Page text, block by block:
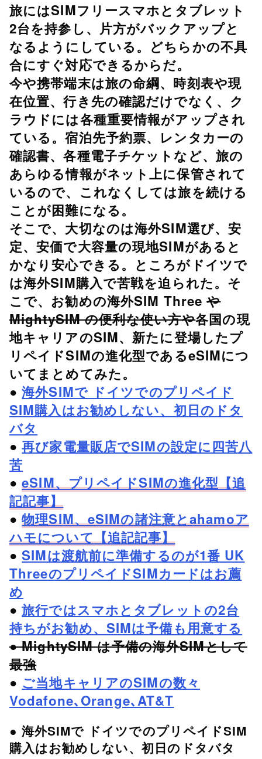
旅にはSIMフリースマホとタブレット
2台を持参し、片方がバックアップと
なるようにしている。どちらかの不具
合にすぐ対応できるからだ。
今や携帯端末は旅の命綱、時刻表や現
在位置、行き先の確認だけでなく、ク
ラウドには各種重要情報がアップされ
ている。宿泊先予約票、レンタカーの
確認書、各種電子チケットなど、旅の
あらゆる情報がネット上に保管されて
いるので、これなくしては旅を続ける
ことが困難になる。
そこで、大切なのは海外SIM選び、安
定、安価で大容量の現地SIMがあると
かなり安心できる。ところがドイツで
は海外SIM購入で苦戦を迫られた。そ
こで、お勧めの海外SIM Threeや
MightySIM の便利な使い方や各国の現
地キャリアのSIM、新たに登場したプ
リペイドSIMの進化型であるeSIMにつ
いてまとめてみた。
●海外SIMで ドイツでのプリペイド
SIM購入はお勧めしない、初日のドタ
バタ
●再び家電量販店でSIMの設定に四苦八
苦
●eSIM、プリペイドSIMの進化型【追
記記事】
●物理SIM、eSIMの諸注意とahamoア
ハモについて【追記記事】
●SIMは渡航前に準備するのが1番 UK
ThreeのプリペイドSIMカードはお薦
め
●旅行ではスマホとタブレットの2台
持ちがお勧め、SIMは予備も用意する
● MightySIM は予備の海外SIMとして
最強
● ご当地キャリアのSIMの数々
Vodafone､Orange､AT&T
● 海外SIMで ドイツでのプリペイドSIM
購入はお勧めしない、初日のドタバタ